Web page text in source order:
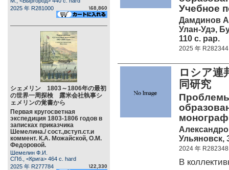
2025 年 R281000
\68,860
シェメリン 1803～1806年の最初
の世界一周探検 露米会社執事シ
ェメリンの覚書から
Первая кругосветная
экспедиция 1803-1806 годов в
записках приказчика
Шемелина./ сост.,вступ.ст.и
коммент. К.А. Можайской, О.М.
Федоровой.
Шемелин Ф.И.
СПб., <Крига> 464 c. hard
2025 年 R277784
\22,330
Учебное
Дамдинов
Улан-Удэ,
110 c. pap.
2025 年 R282344
ロシア連
同研
Ульяновск,
2024 年 R282348
В